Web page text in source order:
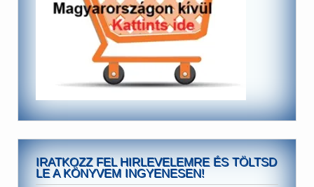
IRATKOZZ FEL HIRLEVELEMRE ÉS TÖLTSD
LE A KÖNYVEM INGYENESEN!